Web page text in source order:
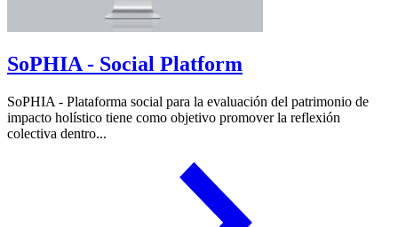
SoPHIA - Social Platform
SoPHIA - Plataforma social para la evaluación del patrimonio de
impacto holístico tiene como objetivo promover la reflexión
colectiva dentro...